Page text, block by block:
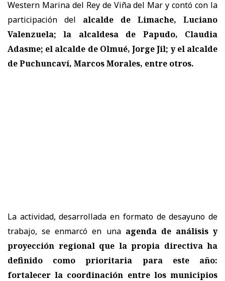
Western Marina del Rey de Viña del Mar y contó con la
participación del alcalde de Limache, Luciano
Valenzuela; la alcaldesa de Papudo, Claudia
Adasme; el alcalde de Olmué, Jorge Jil; y el alcalde
de Puchuncaví, Marcos Morales, entre otros.
La actividad, desarrollada en formato de desayuno de
trabajo, se enmarcó en unaagenda de análisis y
proyección regional que la propia directiva ha
definido como prioritaria para este año:
fortalecer la coordinación entre los municipios